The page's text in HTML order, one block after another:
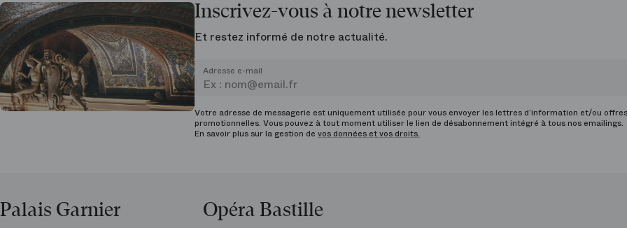
Inscrivez-vous à notre newsletter
Et restez informé de notre actualité.
Adresse e-mail
Votre adresse de messagerie est uniquement utilisée pour vous envoyer les lettres d’information et/ou offres
promotionnelles. Vous pouvez à tout moment utiliser le lien de désabonnement intégré à tous nos emailings.
En savoir plus sur la gestion de vos données et vos droits.
Palais Garnier Opéra Bastille